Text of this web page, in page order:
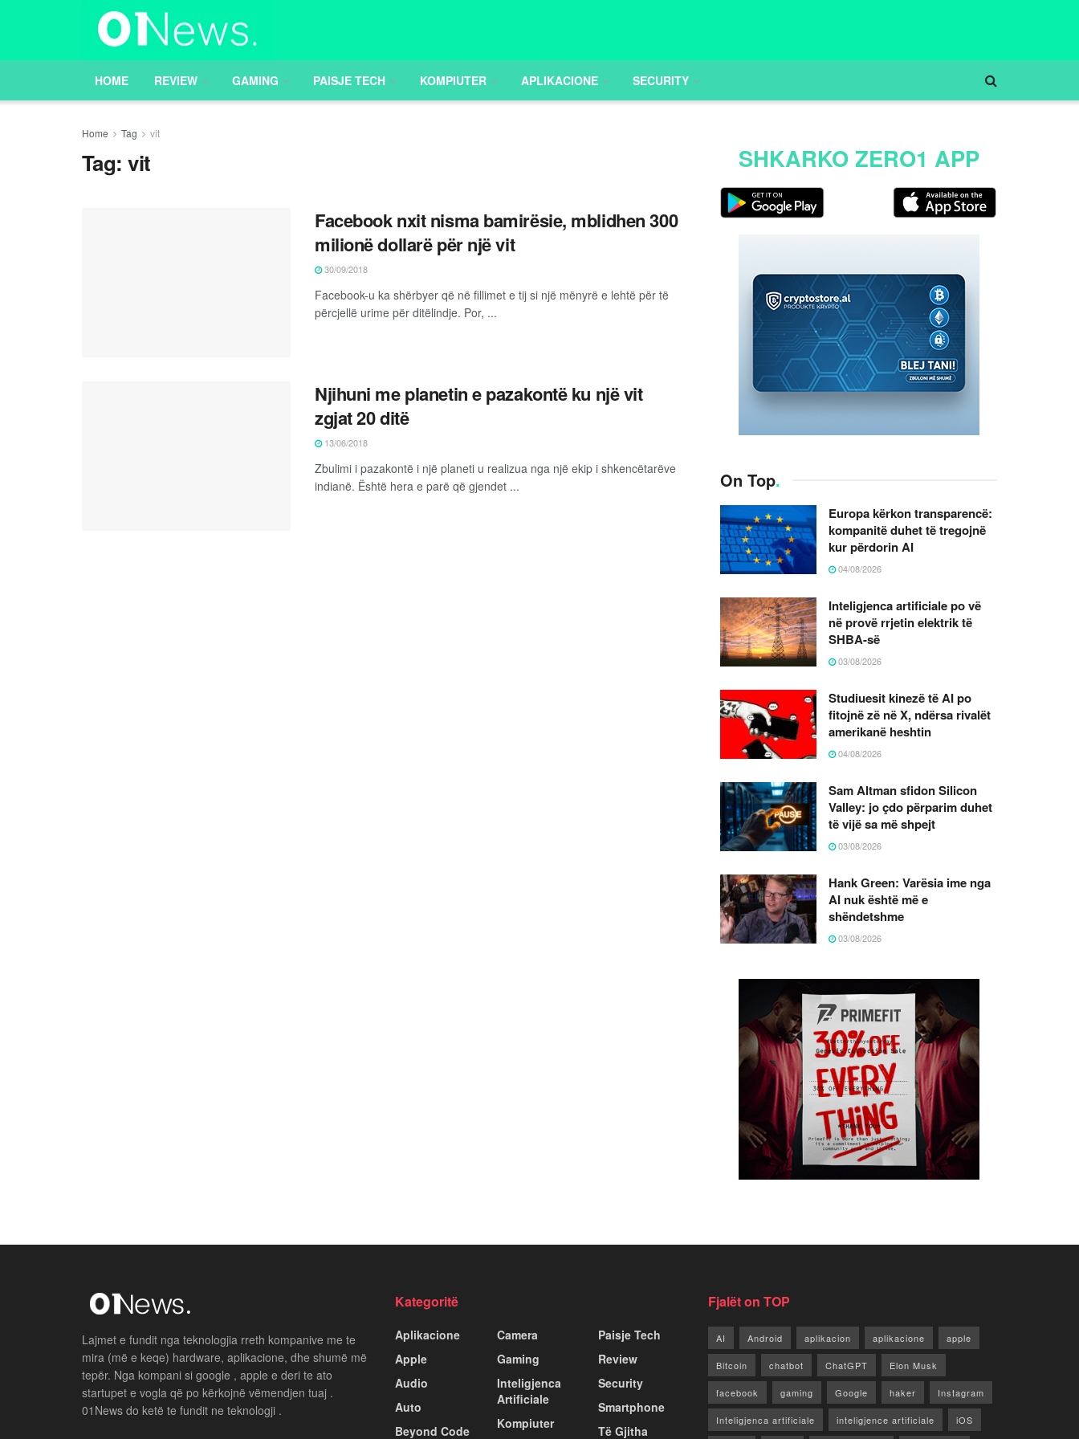
HOME REVIEW GAMING PAISJE TECH KOMPIUTER APLIKACIONE SECURITY
Home Tag vit
Tag:vit
Facebook nxit nisma bamirësie, mblidhen 300
milionë dollarë për një vit
30/09/2018
Facebook-u ka shërbyer që në fillimet e tij si një mënyrë e lehtë për të
përcjellë urime për ditëlindje. Por, ...
Njihuni me planetin e pazakontë ku një vit
zgjat 20 ditë
13/06/2018
Zbulimi i pazakontë i një planeti u realizua nga një ekip i shkencëtarëve
indianë. Është hera e parë që gjendet ...
SHKARKO ZERO1 APP
On Top.
Europa kërkon transparencë:
kompanitë duhet të tregojnë
kur përdorin AI
04/08/2026
Inteligjenca artificiale po vë
në provë rrjetin elektrik të
SHBA-së
03/08/2026
Studiuesit kinezë të AI po
fitojnë zë në X, ndërsa rivalët
amerikanë heshtin
04/08/2026
Sam Altman sfidon Silicon
Valley: jo çdo përparim duhet
të vijë sa më shpejt
03/08/2026
Hank Green: Varësia ime nga
AI nuk është më e
shëndetshme
03/08/2026
Lajmet e fundit nga teknologjia rreth kompanive me te
mira (më e keqe) hardware, aplikacione, dhe shumë më
tepër. Nga kompani si google , apple e deri te ato
startupet e vogla që po kërkojnë vëmendjen tuaj .
01News do ketë te fundit ne teknologji .
Kategoritë
Aplikacione
Apple
Audio
Auto
Beyond Code
Camera
Gaming
Inteligjenca
Artificiale
Kompiuter
Paisje Tech
Review
Security
Smartphone
Të Gjitha
Fjalët on TOP
AI Android aplikacion aplikacione apple
Bitcoin chatbot ChatGPT Elon Musk
facebook gaming Google haker Instagram
Inteligjenca artificiale inteligjence artificiale iOS